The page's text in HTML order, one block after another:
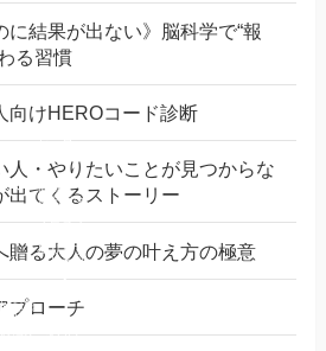
に結果が出ない》脳科学で“報
る習慣
向けHEROコード診断
人・やりたいことが見つからな
出てくるストーリー
贈る大人の夢の叶え方の極意
プローチ
性起業
のため
脳科学で
起業家マ
る気スイ
取り戻す
【ヒーロ
オ】
きない